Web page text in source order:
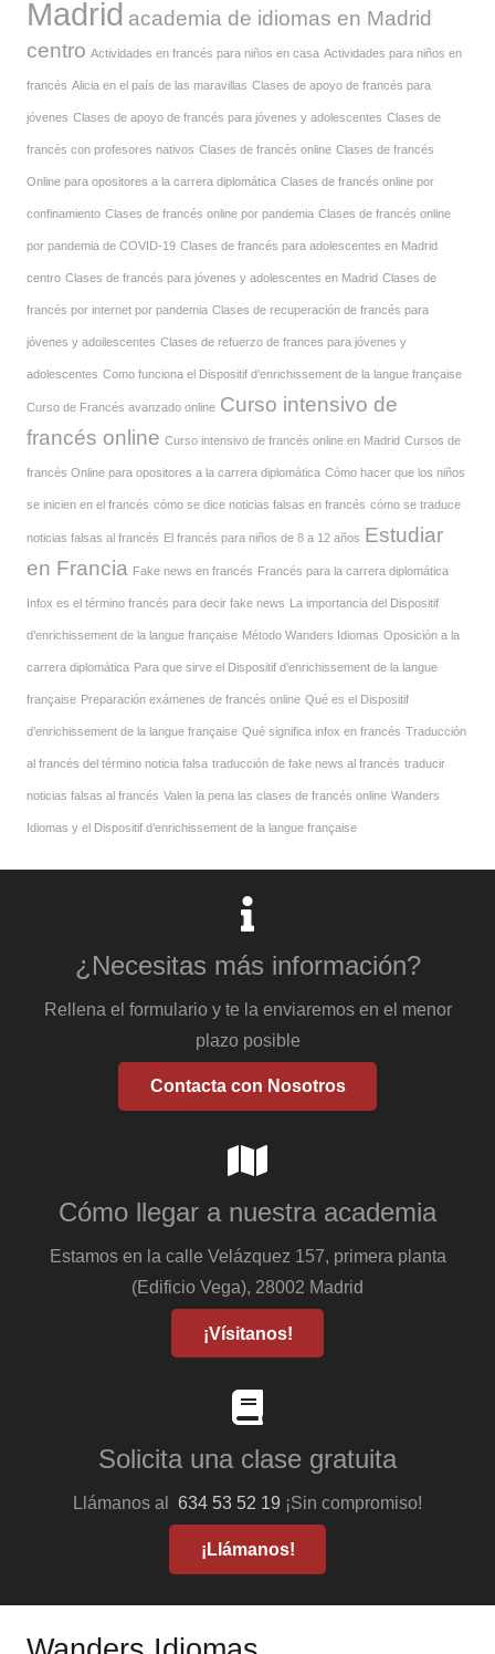
Madrid academia de idiomas en Madrid
centro Actividades en francés para niños en casa Actividades para niños en
francés Alicia en el país de las maravillas Clases de apoyo de francés para
jóvenes Clases de apoyo de francés para jóvenes y adolescentes Clases de
francés con profesores nativos Clases de francés online Clases de francés
Online para opositores a la carrera diplomática Clases de francés online por
confinamiento Clases de francés online por pandemia Clases de francés online
por pandemia de COVID-19 Clases de francés para adolescentes en Madrid
centro Clases de francés para jóvenes y adolescentes en Madrid Clases de
francés por internet por pandemia Clases de recuperación de francés para
jóvenes y adoilescentes Clases de refuerzo de frances para jóvenes y
adolescentes Como funciona el Dispositif d’enrichissement de la langue française
Curso de Francés avanzado online Curso intensivo de
francés online Curso intensivo de francés online en Madrid Cursos de
francés Online para opositores a la carrera diplomática Cómo hacer que los niños
se inicien en el francés cómo se dice noticias falsas en francés cómo se traduce
noticias falsas al francés El francés para niños de 8 a 12 años Estudiar
en Francia Fake news en francés Francés para la carrera diplomática
Infox es el término francés para decir fake news La importancia del Dispositif
d’enrichissement de la langue française Método Wanders Idiomas Oposición a la
carrera diplomática Para que sirve el Dispositif d’enrichissement de la langue
française Preparación exámenes de francés online Qué es el Dispositif
d’enrichissement de la langue française Qué significa infox en francés Traducción
al francés del término noticia falsa traducción de fake news al francés traducir
noticias falsas al francés Valen la pena las clases de francés online Wanders
Idiomas y el Dispositif d’enrichissement de la langue française
¿Necesitas más información?
Rellena el formulario y te la enviaremos en el menor
plazo posible
Contacta con Nosotros
Cómo llegar a nuestra academia
Estamos en la calle Velázquez 157, primera planta
(Edificio Vega), 28002 Madrid
¡Vísitanos!
Solicita una clase gratuita
Llámanos al 634 53 52 19 ¡Sin compromiso!
¡Llámanos!